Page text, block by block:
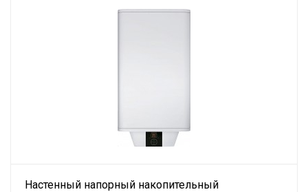
Настенный напорный накопительный